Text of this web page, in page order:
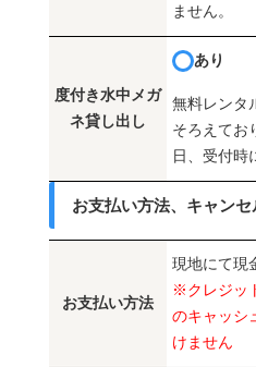
ません。
度付き水中メガ
ネ貸し出し
あり
無料レンタ
そろえてお
日、受付時
お支払い方法、キャンセ
お支払い方法
現地にて現
※クレジッ
のキャッシ
けません